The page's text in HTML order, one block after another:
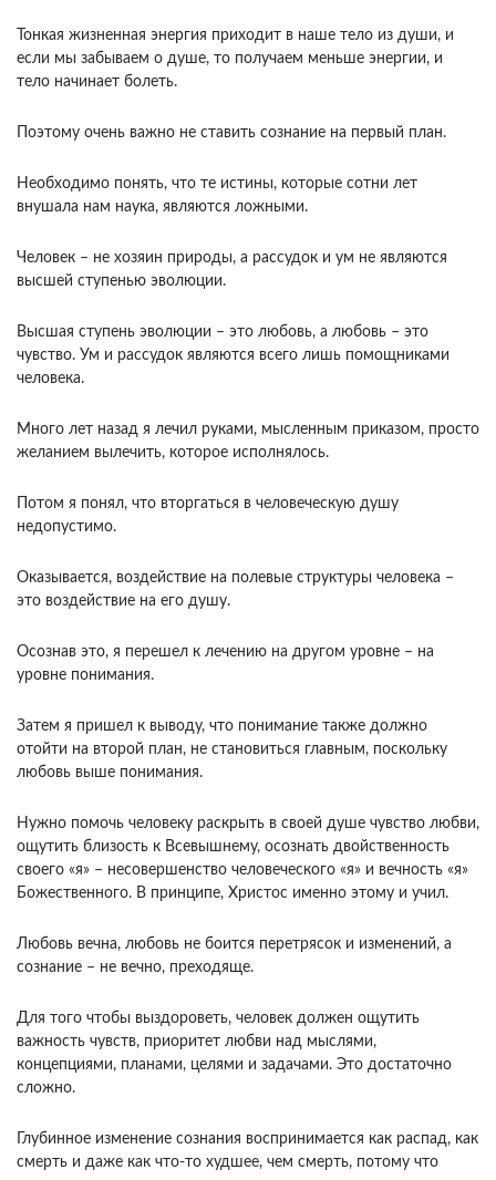
Тонкая жизненная энергия приходит в наше тело из души, и
если мы забываем о душе, то получаем меньше энергии, и
тело начинает болеть.
Поэтому очень важно не ставить сознание на первый план.
Необходимо понять, что те истины, которые сотни лет
внушала нам наука, являются ложными.
Человек – не хозяин природы, а рассудок и ум не являются
высшей ступенью эволюции.
Высшая ступень эволюции – это любовь, а любовь – это
чувство. Ум и рассудок являются всего лишь помощниками
человека.
Много лет назад я лечил руками, мысленным приказом, просто
желанием вылечить, которое исполнялось.
Потом я понял, что вторгаться в человеческую душу
недопустимо.
Оказывается, воздействие на полевые структуры человека –
это воздействие на его душу.
Осознав это, я перешел к лечению на другом уровне – на
уровне понимания.
Затем я пришел к выводу, что понимание также должно
отойти на второй план, не становиться главным, поскольку
любовь выше понимания.
Нужно помочь человеку раскрыть в своей душе чувство любви,
ощутить близость к Всевышнему, осознать двойственность
своего «я» – несовершенство человеческого «я» и вечность «я»
Божественного. В принципе, Христос именно этому и учил.
Любовь вечна, любовь не боится перетрясок и изменений, а
сознание – не вечно, преходяще.
Для того чтобы выздороветь, человек должен ощутить
важность чувств, приоритет любви над мыслями,
концепциями, планами, целями и задачами. Это достаточно
сложно.
Глубинное изменение сознания воспринимается как распад, как
смерть и даже как что-то худшее, чем смерть, потому что